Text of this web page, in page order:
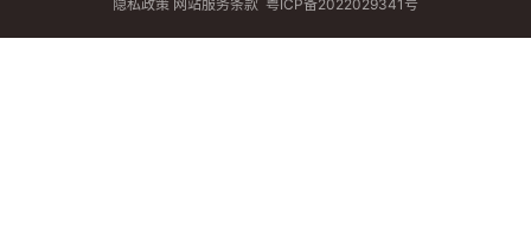
隐私政策 网站服务条款 粤ICP备2022029341号